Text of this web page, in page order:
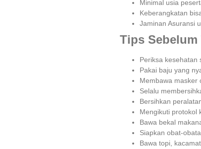
Minimal usia
Keberangkatan
Jaminan Asuransi
Tips
Periksa kesehatan
Pakai baju yang
Membawa masker
Selalu
Bersihkan
Mengikuti protokol
Bawa bekal
Siapkan obat-
Bawa topi,